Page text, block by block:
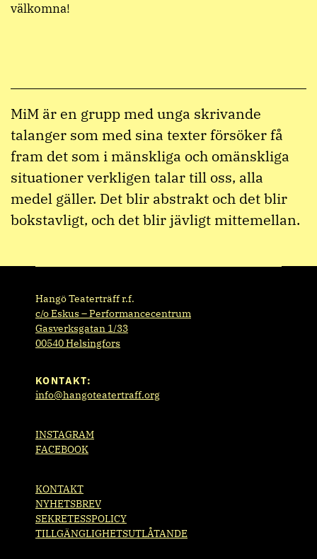
välkomna!
MiM är en grupp med unga skrivande
talanger som med sina texter försöker få
fram det som i mänskliga och omänskliga
situationer verkligen talar till oss, alla
medel gäller. Det blir abstrakt och det blir
bokstavligt, och det blir jävligt mittemellan.
Hangö Teaterträff r.f.
c/o Eskus – Performancecentrum
Gasverksgatan 1/33
00540 Helsingfors
KONTAKT:
info@hangoteatertraff.org
INSTAGRAM
FACEBOOK
KONTAKT
NYHETSBREV
SEKRETESSPOLICY
TILLGÄNGLIGHETSUTLÅTANDE